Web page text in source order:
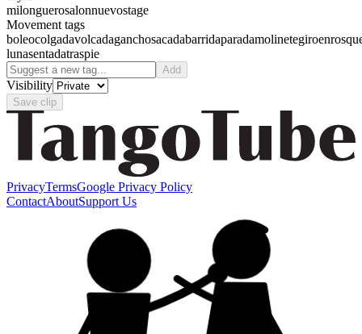
milonguerosalonnuevostage
Movement tags
boleocolgadavolcadaganchosacadabarridaparadamolinetegiro
lunasentadatraspie
Add
Visibility
Save clip
PrivacyTermsGoogle Privacy Policy
ContactAboutSupport Us